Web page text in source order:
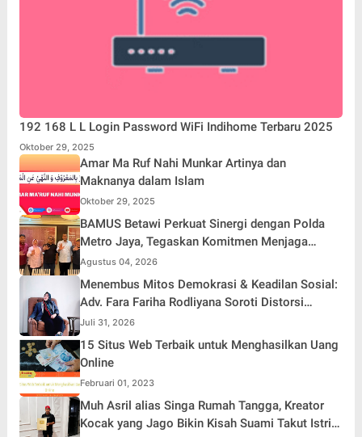
192 168 L L Login Password WiFi Indihome Terbaru 2025
Oktober 29, 2025
Amar Ma Ruf Nahi Munkar Artinya dan
Maknanya dalam Islam
Oktober 29, 2025
BAMUS Betawi Perkuat Sinergi dengan Polda
Metro Jaya, Tegaskan Komitmen Menjaga
Jakarta Aman, Damai, dan Kondusif Jelang HUT
ke-81 Republik Indonesia
Agustus 04, 2026
Menembus Mitos Demokrasi & Keadilan Sosial:
Adv. Fara Fariha Rodliyana Soroti Distorsi
Simpati Publik dan Aksi Main Hakim Sendiri
Juli 31, 2026
15 Situs Web Terbaik untuk Menghasilkan Uang
Online
Februari 01, 2023
Muh Asril alias Singa Rumah Tangga, Kreator
Kocak yang Jago Bikin Kisah Suami Takut Istri